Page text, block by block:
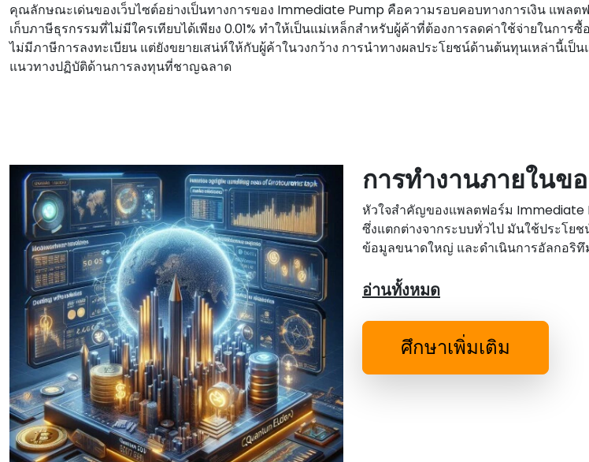
คุณลักษณะเด่นของเว็บไซต์อย่างเป็นทางการของ Immediate Pump คือความรอบคอบทางการเงิน แพลต
เก็บภาษีธุรกรรมที่ไม่มีใครเทียบได้เพียง 0.01% ทําให้เป็นแม่เหล็กสําหรับผู้ค้าที่ต้องการลดค่าใช้จ่ายในการ
ไม่มีภาษีการลงทะเบียน แต่ยังขยายเสน่ห์ให้กับผู้ค้าในวงกว้าง การนําทางผลประโยชน์ด้านต้นทุนเหล่านี้เป็
แนวทางปฏิบัติด้านการลงทุนที่ชาญฉลาด
การทํางานภายในข
หัวใจสําคัญของแพลตฟอร์ม Immediate
ซึ่งแตกต่างจากระบบทั่วไป มันใช้ประโย
ข้อมูลขนาดใหญ่ และดําเนินการอัลกอริทึ
อ่านทั้งหมด
ศึกษาเพิ่มเติม